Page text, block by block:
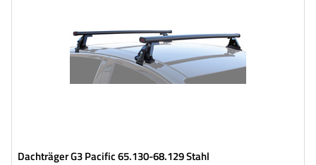
Dachträger G3 Pacific 65.130-68.129 Stahl